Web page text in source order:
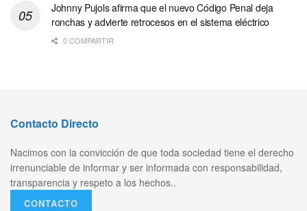
Johnny Pujols afirma que el nuevo Código Penal deja
ronchas y advierte retrocesos en el sistema eléctrico
0 COMPARTIR
Contacto Directo
Nacimos con la convicción de que toda sociedad tiene el derecho
irrenunciable de informar y ser informada con responsabilidad,
transparencia y respeto a los hechos..
CONTACTO